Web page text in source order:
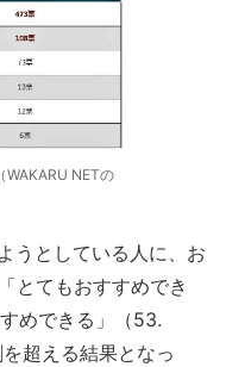
WAKARU NETの
うとしている人に、お
とてもおすすめでき
めできる」（53.
超える結果となっ